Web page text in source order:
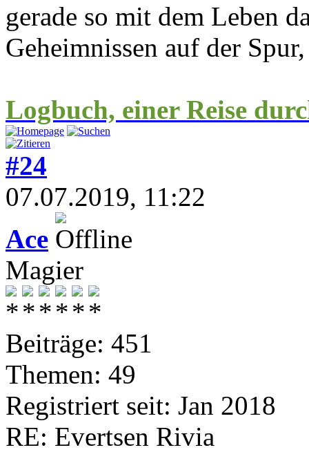
gerade so mit dem Leben
Geheimnissen auf der
Logbuch, einer Reise
#24
07.07.2019, 11:22
Ace
Magier
Beiträge: 451
Themen: 49
Registriert seit: Jan 2018
RE: Evertsen Rivia